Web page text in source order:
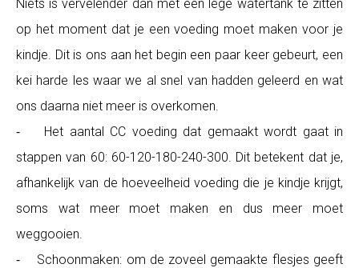
Niets is vervelender dan met een lege watertank te zitten
op het moment dat je een voeding moet maken voor je
kindje. Dit is ons aan het begin een paar keer gebeurt, een
kei harde les waar we al snel van hadden geleerd en wat
ons daarna niet meer is overkomen.
⁃ Het aantal CC voeding dat gemaakt wordt gaat in
stappen van 60: 60-120-180-240-300. Dit betekent dat je,
afhankelijk van de hoeveelheid voeding die je kindje krijgt,
soms wat meer moet maken en dus meer moet
weggooien.
⁃ Schoonmaken: om de zoveel gemaakte flesjes geeft